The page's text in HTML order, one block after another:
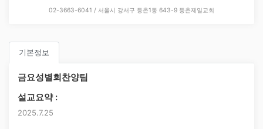
02-3663-6041 / 서울시 강서구 등촌1동 643-9 등촌제일교회
기본정보
금요성별회찬양팀
설교요약 :
2025.7.25